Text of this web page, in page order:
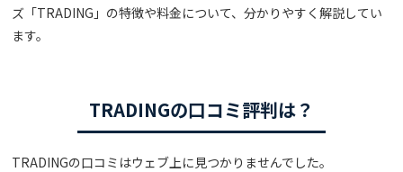
ズ「TRADING」の特徴や料金について、分かりやすく解説してい
ます。
TRADINGの口コミ評判は？
TRADINGの口コミはウェブ上に見つかりませんでした。